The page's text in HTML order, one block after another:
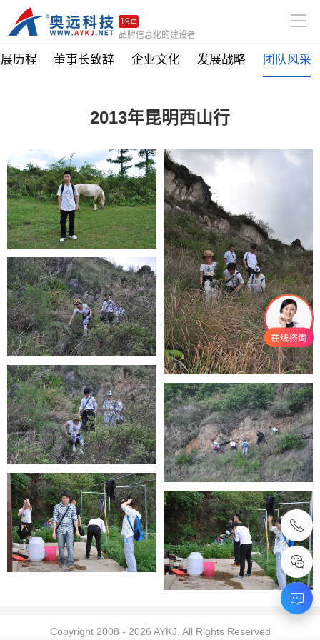
19年
品牌信息化的建设者
历程 董事长致辞 企业文化 发展战略 团队风采
2013年昆明西山行
Copyright 2008 - 2026 AYKJ. All Rights Reserved